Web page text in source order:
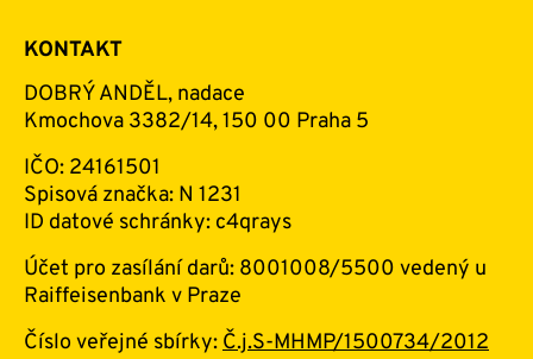
KONTAKT
DOBRÝ ANDĚL, nadace
Kmochova 3382/14, 150 00 Praha 5
IČO: 24161501
Spisová značka: N 1231
ID datové schránky: c4qrays
Účet pro zasílání darů: 8001008/5500 vedený u
Raiffeisenbank v Praze
Číslo veřejné sbírky:Č.j.S-MHMP/1500734/2012